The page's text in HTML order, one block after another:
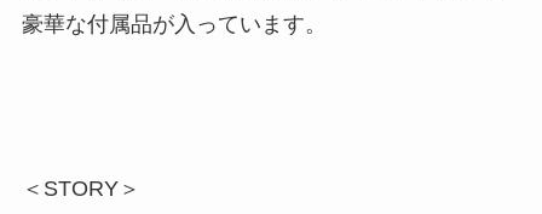
豪華な付属品が入っています。
＜STORY＞